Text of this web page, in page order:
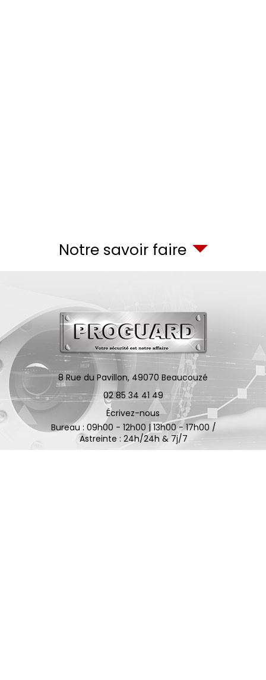
Notre savoir faire
8 Rue du Pavillon, 49070 Beaucouzé
02 85 34 41 49
Écrivez-nous
Bureau : 09h00 - 12h00 | 13h00 - 17h00 /
Astreinte : 24h/24h & 7j/7